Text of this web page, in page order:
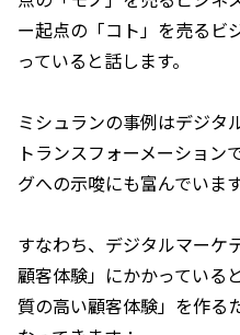
ー起点の「コト」を売るビ
っていると話します。
ミシュランの事例はデジタ
トランスフォーメーション
グへの示唆にも富んでいます
すなわち、デジタルマーケ
顧客体験」にかかっている
質の高い顧客体験」を作る